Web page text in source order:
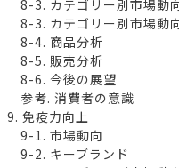
8-3. カテゴリー別市場動
8-3. カテゴリー別市場動
8-4. 商品分析
8-5. 販売分析
8-6. 今後の展望
参考. 消費者の意識
9. 免疫力向上
9-1. 市場動向
9-2. キーブランド